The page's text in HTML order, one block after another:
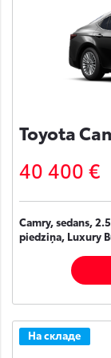
Toyota
40 400 €
Camry, sedans,
piedziņa, Luxury
На складе